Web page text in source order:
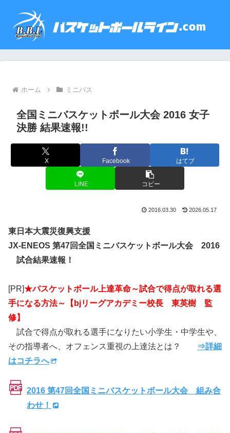
ホーム ミニバス
全国ミニバスケットボール大会 2016 女子
決勝 結果速報!!
X Facebook はてブ
LINE コピー
2016.03.30 2026.05.17
東日本大震災復興支援
JX-ENEOS 第47回全国ミニバスケットボール大会 2016
試合結果速報！
[PR]★バスケットボール上達革命～試合で得点が取れる選
手になる方法～【bjリーグアカデミー校長 東英樹 監
修】
試合で得点が取れる選手になりたい小学生・中学生や、
その指導者へ、オフェンス重視の上達法とは？
⇒詳細
はコチラへ
2016 第47回全国ミニバスケットボール大会 組み合
わせ！